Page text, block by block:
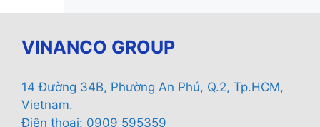
VINANCO GROUP
14 Đường 34B, Phường An Phú, Q.2, Tp.HCM,
Vietnam.
Điện thoại: 0909 595359